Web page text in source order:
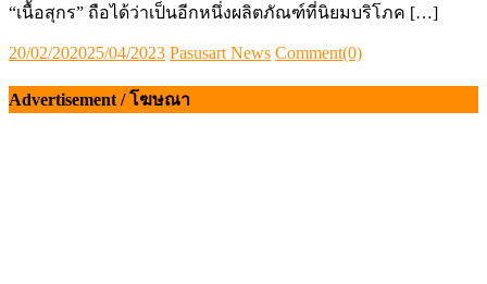
“เนื้อสุกร” ถือได้ว่าเป็นอีกหนึ่งผลิตภัณฑ์ที่นิยมบริโภค […]
Posted
20/02/202025/04/2023 Author
Pasusart News Comment(0)
Advertisement / โฆษณา